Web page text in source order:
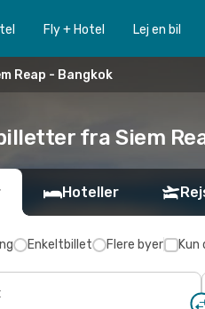
Fly + Hotel Lej en bil
Reap - Bangkok
fra Siem
Hoteller
Enkeltbillet Flere byer